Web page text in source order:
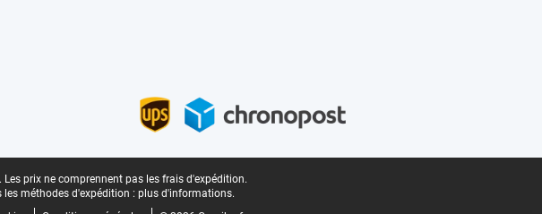
Les prix ne comprennent pas les frais d'expédition.
méthodes d'expédition : plus d'informations.